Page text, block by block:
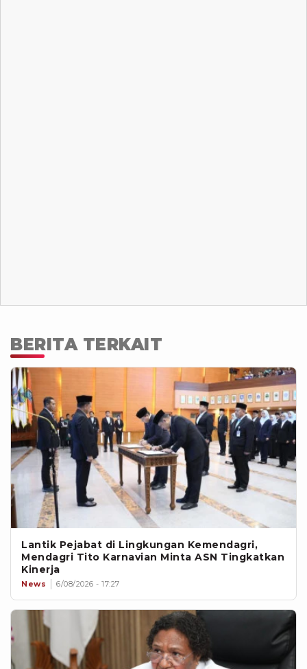
BERITA TERKAIT
Lantik Pejabat di Lingkungan Kemendagri,
Mendagri Tito Karnavian Minta ASN Tingkatkan
Kinerja
News 6/08/2026 - 17:27